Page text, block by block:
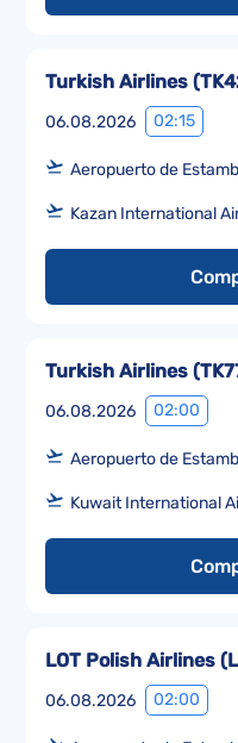
06.08.2026 02:15
Turkish Airlines (
Aeropuerto de
Kazan International
06.08.2026 02:00
Turkish Airlines (
Aeropuerto de
Kuwait International
06.08.2026 02:00
LOT Polish Airlines (